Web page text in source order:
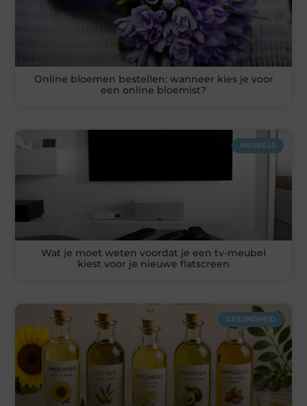
Online bloemen bestellen: wanneer kies je voor
een online bloemist?
MEUBELS
Wat je moet weten voordat je een tv-meubel
kiest voor je nieuwe flatscreen
GEZONDHEID